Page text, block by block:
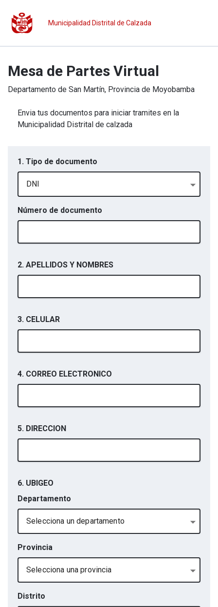
Municipalidad Distrital de Calzada
Mesa de Partes Virtual
Departamento de San Martín, Provincia de Moyobamba
Envia tus documentos para iniciar tramites en la
Municipalidad Distrital de calzada
1. Tipo de documento
DNI
Número de documento
2. APELLIDOS Y NOMBRES
3. CELULAR
4. CORREO ELECTRONICO
5. DIRECCION
6. UBIGEO
Departamento
Selecciona un departamento
Provincia
Selecciona una provincia
Distrito